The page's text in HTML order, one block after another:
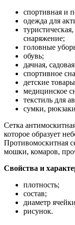
спортивная и
одежда для
снаряжение;
головные
обувь;
дачная,
спортивное
детские
медицинское
текстиль для
сумки,
Сетка
которое образует
Противомоскитная
мошки, комаров,
Свойства и
плотность;
состав;
диаметр
рисунок.